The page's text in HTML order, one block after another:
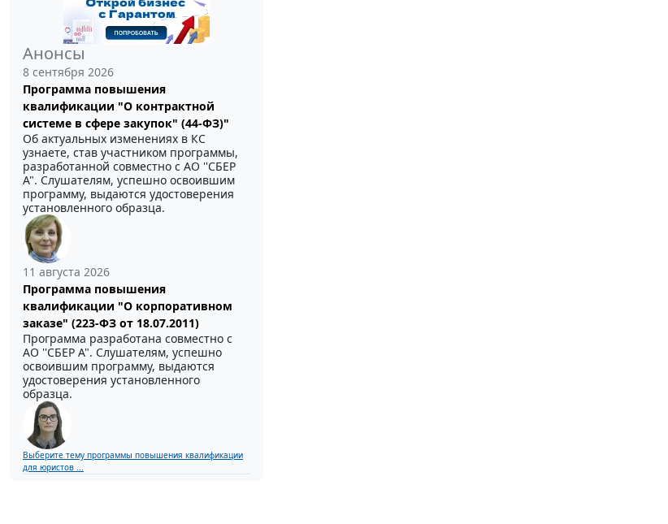
Анонсы
8 сентября 2026
Программа повышения
квалификации "О контрактной
системе в сфере закупок" (44-ФЗ)"
Об актуальных изменениях в КС
узнаете, став участником программы,
разработанной совместно с АО ''СБЕР
А". Слушателям, успешно освоившим
программу, выдаются удостоверения
установленного образца.
11 августа 2026
Программа повышения
квалификации "О корпоративном
заказе" (223-ФЗ от 18.07.2011)
Программа разработана совместно с
АО ''СБЕР А". Слушателям, успешно
освоившим программу, выдаются
удостоверения установленного
образца.
Выберите тему программы повышения квалификации
для юристов ...